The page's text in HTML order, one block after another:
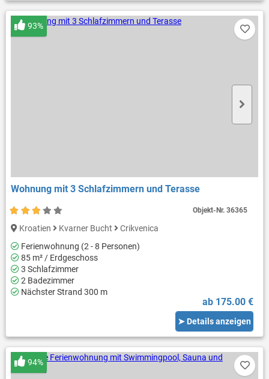
Wohnung mit 3 Schlafzimmern und Terasse
93%
Kroatien Kvarner Bucht
Crikvenica
Ferienwohnung (2 - 8 Personen)
85 m² / Erdgeschoss
3 Schlafzimmer
2 Badezimmer
Nächster Strand 300 m
ab 175.00 €
➤ Details anzeigen
Objekt-Nr.36365
94%